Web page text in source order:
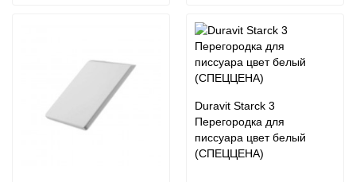
Duravit Starck 3
Перегородка для
писсуара цвет белый
(СПЕЦЦЕНА)